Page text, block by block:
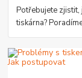
Potřebujete
tiskárna?